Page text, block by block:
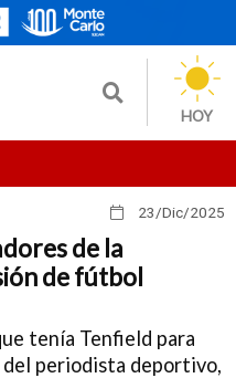
HOY
23/Dic/2025
de la
de fútbol
tenía Tenfield para
periodista deportivo,